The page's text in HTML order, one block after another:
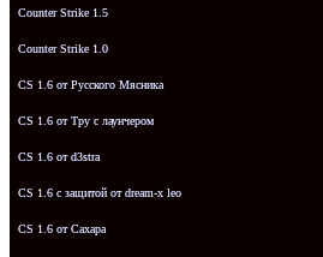
Counter Strike 1.5
Counter Strike 1.0
CS 1.6 от Русского Мясника
CS 1.6 от Tpy с лаунчером
CS 1.6 от d3stra
CS 1.6 с защитой от dream-x leo
CS 1.6 от Сахара